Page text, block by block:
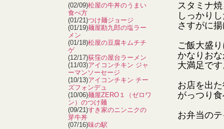
(02/09)松屋の牛丼のうまい
食べ方
(01/21)つけ麺ジョージ
(01/19)麺屋勘九郎の塩ラー
メン
(01/18)松屋の豆腐キムチチ
ゲ
(12/17)荻窪の屋台ラーメン
(11/03)アイコンチキン ジャ
ーマンソーセージ
(10/13)アイコンチキン チー
ズフォンデュ
(10/06)麺屋ZERO１（ゼロワ
ン）のつけ麺
(09/21)すき家のニンニクの
芽牛丼
(07/16)味の駅
スタミナ
しっかり
さすがに
ご飯大盛
かなりお
大満足で
お店を出
がっつり
お弁当の